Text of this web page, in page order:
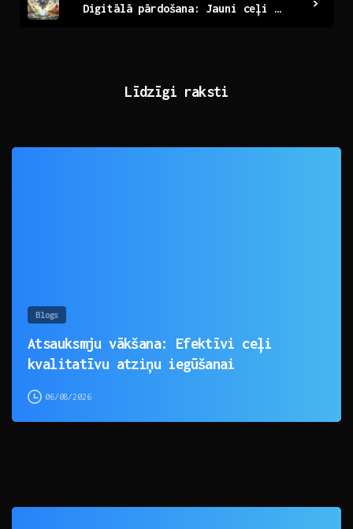
Digitālā pārdošana: Jauni ceļi un iespējas mūsdienās
Līdzīgi raksti
Blogs
Atsauksmju vākšana: Efektīvi ceļi
kvalitatīvu atziņu iegūšanai
06/08/2026